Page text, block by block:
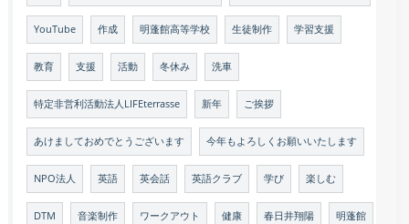
YouTube 作成 明蓬館高等学校 生徒制作 学習支援
教育 支援 活動 冬休み 洗車
特定非営利活動法人LIFEterrasse 新年 ご挨拶
あけましておめでとうございます 今年もよろしくお願いいたします
NPO法人 英語 英会話 英語クラブ 学び 楽しむ
DTM 音楽制作 ワークアウト 健康 春日井翔陽 明蓬館